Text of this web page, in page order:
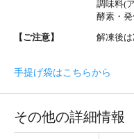
調味料(
酵素・
【ご注意】
解凍後
手提げ袋はこちらから
その他の詳細情報